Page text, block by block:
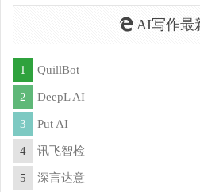
AI写作最
1 QuillBot
2 DeepL AI
3 Put AI
4 讯飞智检
5 深言达意